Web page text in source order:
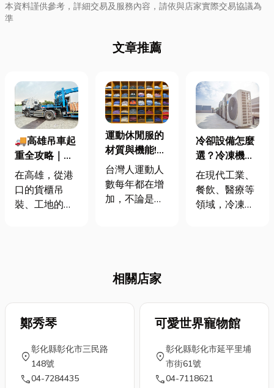
本資料謹供參考，詳細交易及服務內容，請依與店家實際交易協議為
準
文章推薦
🚚高雄吊車起
重全攻略｜在
地專業推薦，
搬得穩又安
心！
在高雄，從港
口的貨櫃吊
裝、工地的鋼
築、工業生
產、甚至拍片
要依靠它來完
成高空或重物
的作業💪 吊車
運動休閒服的
材質與機能!客
製化的運動休
閒服
台灣人運動人
數每年都在增
加，不論是室
達到運動的目
的，此時你已
是滿身汗味，
衣服還貼在身
上不舒服，為
了不影響自己
及他人，在運
動前挑選適合
冷卻設備怎麼
選？冷凍機
組、冰水機差
在哪？一篇搞
懂高雄冷凍設
在現代工業、
餐飲、醫療等
領域，冷凍設
環境，都離不
開冷凍技術的
市場上的冷凍
設備種類繁
多，「冷凍機
相關店家
鄭秀琴
location_on
彰化縣彰化市三民路
148號
call04-7284435
可愛世界寵物館
location_on
彰化縣彰化市延平里埔
市街61號
call04-7118621